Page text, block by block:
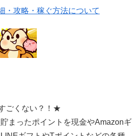
・攻略・稼ぐ方法について
ごくない？！★
まったポイントを現金やAmazonギ